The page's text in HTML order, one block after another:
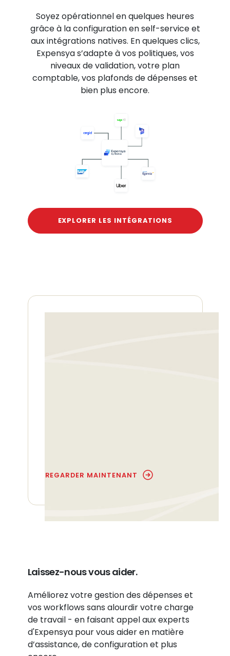
Soyez opérationnel en quelques heures
grâce à la configuration en self-service et
aux intégrations natives. En quelques clics,
Expensya s’adapte à vos politiques, vos
niveaux de validation, votre plan
comptable, vos plafonds de dépenses et
bien plus encore.
EXPLORER LES INTÉGRATIONS
REGARDER MAINTENANT
Laissez-nous vous aider.
Améliorez votre gestion des dépenses et
vos workflows sans alourdir votre charge
de travail - en faisant appel aux experts
d'Expensya pour vous aider en matière
d’assistance, de configuration et plus